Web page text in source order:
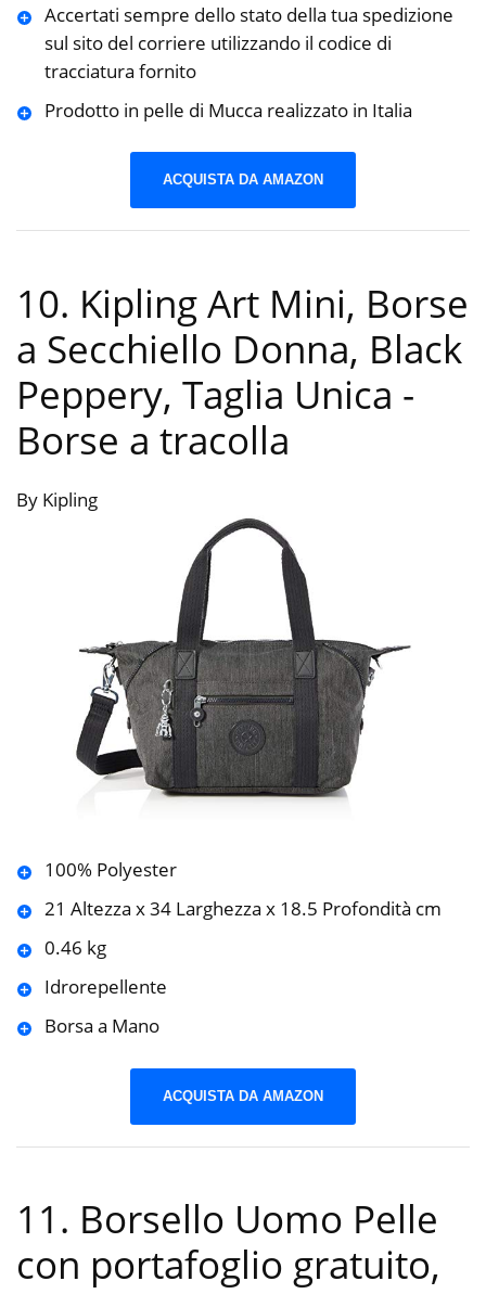
Accertati sempre dello stato della tua spedizione
sul sito del corriere utilizzando il codice di
tracciatura fornito
Prodotto in pelle di Mucca realizzato in Italia
ACQUISTA DA AMAZON
10. Kipling Art Mini, Borse
a Secchiello Donna, Black
Peppery, Taglia Unica -
Borse a tracolla
By Kipling
100% Polyester
21 Altezza x 34 Larghezza x 18.5 Profondità cm
0.46 kg
Idrorepellente
Borsa a Mano
ACQUISTA DA AMAZON
11. Borsello Uomo Pelle
con portafoglio gratuito,